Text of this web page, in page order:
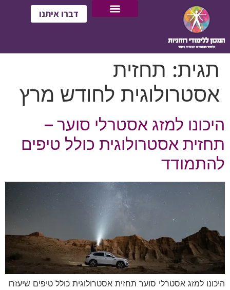
דברו איתנו
תגית: תחזית
אסטרולוגית לחודש מרץ
היכונו למזג אסטרלי סוער –
תחזית אסטרולוגית כולל טיפים
להתמודד
היכונו למזג אסטרלי סוער תחזית אסטרולוגית כולל טיפים שיעזרו